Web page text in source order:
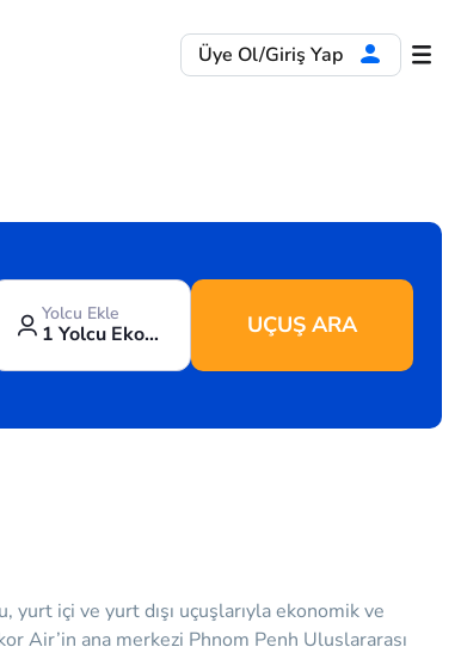
Üye Ol/Giriş Yap
Yolcu Ekle
1 Yolcu Ekonomi UÇUŞ ARA
yurt içi ve yurt dışı uçuşlarıyla ekonomik ve
Air’in ana merkezi Phnom Penh Uluslararası